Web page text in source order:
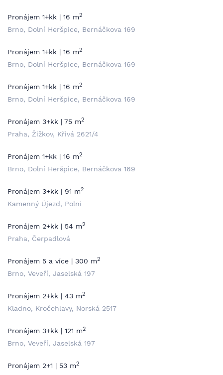
Pronájem 1+kk | 16 m2
Brno, Dolní Heršpice, Bernáčkova 169
Pronájem 1+kk | 16 m2
Brno, Dolní Heršpice, Bernáčkova 169
Pronájem 1+kk | 16 m2
Brno, Dolní Heršpice, Bernáčkova 169
Pronájem 3+kk | 75 m2
Praha, Žižkov, Křivá 2621/4
Pronájem 1+kk | 16 m2
Brno, Dolní Heršpice, Bernáčkova 169
Pronájem 3+kk | 91 m2
Kamenný Újezd, Polní
Pronájem 2+kk | 54 m2
Praha, Čerpadlová
Pronájem 5 a více | 300 m2
Brno, Veveří, Jaselská 197
Pronájem 2+kk | 43 m2
Kladno, Kročehlavy, Norská 2517
Pronájem 3+kk | 121 m2
Brno, Veveří, Jaselská 197
Pronájem 2+1 | 53 m2